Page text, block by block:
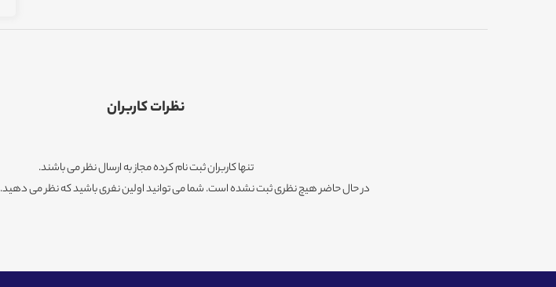
نظرات کاربران
تنها کاربران ثبت نام کرده مجاز به ارسال نظر می باشند.
در حال حاضر هیچ نظری ثبت نشده است. شما می توانید اولین نفری باشید که نظر می دهید.